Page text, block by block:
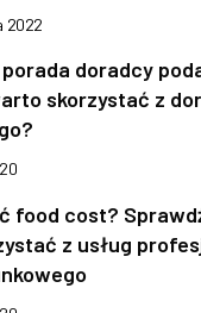
2022
doradcy
skorzystać z
food cost?
z usług